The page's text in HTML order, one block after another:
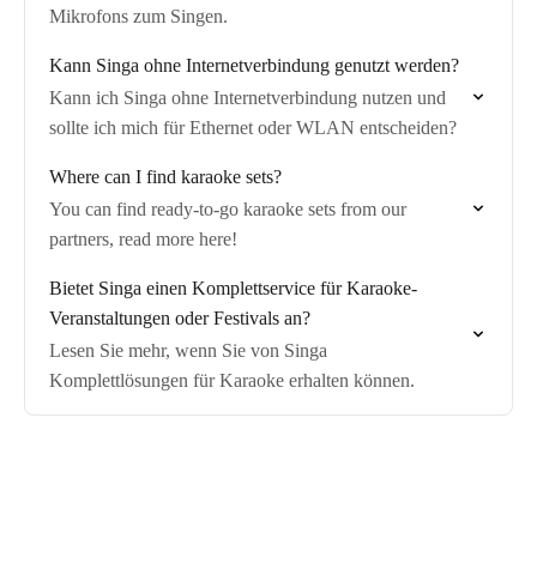
Mikrofons zum Singen.
Kann Singa ohne Internetverbindung genutzt werden?
Kann ich Singa ohne Internetverbindung nutzen und
sollte ich mich für Ethernet oder WLAN entscheiden?
Where can I find karaoke sets?
You can find ready-to-go karaoke sets from our
partners, read more here!
Bietet Singa einen Komplettservice für Karaoke-
Veranstaltungen oder Festivals an?
Lesen Sie mehr, wenn Sie von Singa
Komplettlösungen für Karaoke erhalten können.